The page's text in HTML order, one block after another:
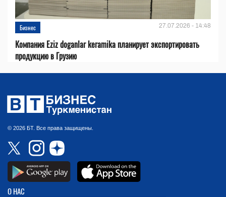
Бизнес 27.07.2026 - 14:48
Компания Eziz doganlar keramika планирует экспортировать
продукцию в Грузию
© 2026 БТ. Все права защищены.
О НАС